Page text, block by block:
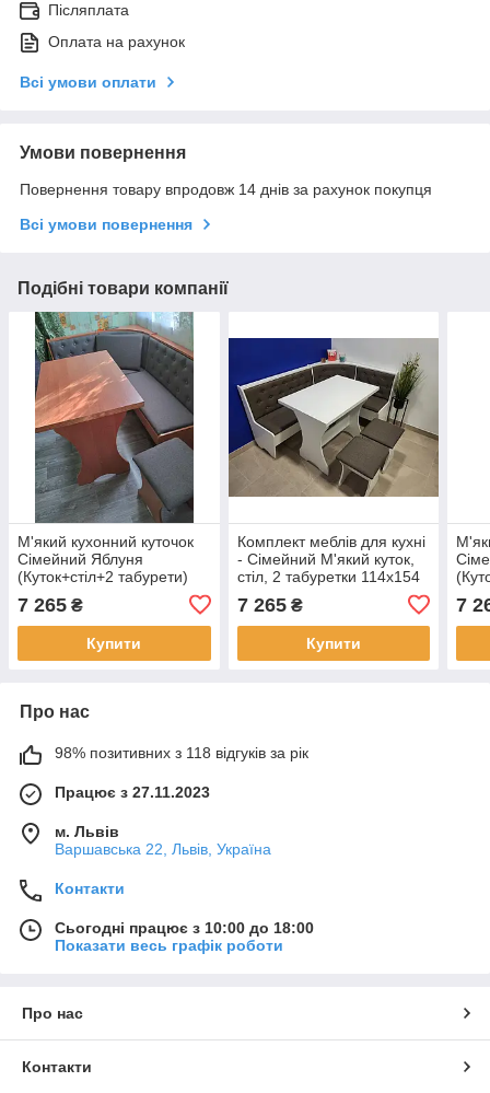
Післяплата
Оплата на рахунок
Всі умови оплати
Умови повернення
Повернення товару впродовж 14 днів за рахунок покупця
Всі умови повернення
Подібні товари компанії
М'який кухонний куточок
Сімейний Яблуня
(Куток+стіл+2 табурети)
7 265 ₴
Купити
Комплект меблів для кухні
- Сімейний М'який куток,
стіл, 2 табуретки 114х154
7 265₴
Купити
7
Про нас
98% позитивних з 118 відгуків за рік
Працює з 27.11.2023
м. Львів
Варшавська 22, Львів, Україна
Контакти
Сьогодні працює з 10:00 до 18:00
Показати весь графік роботи
Про нас
Контакти